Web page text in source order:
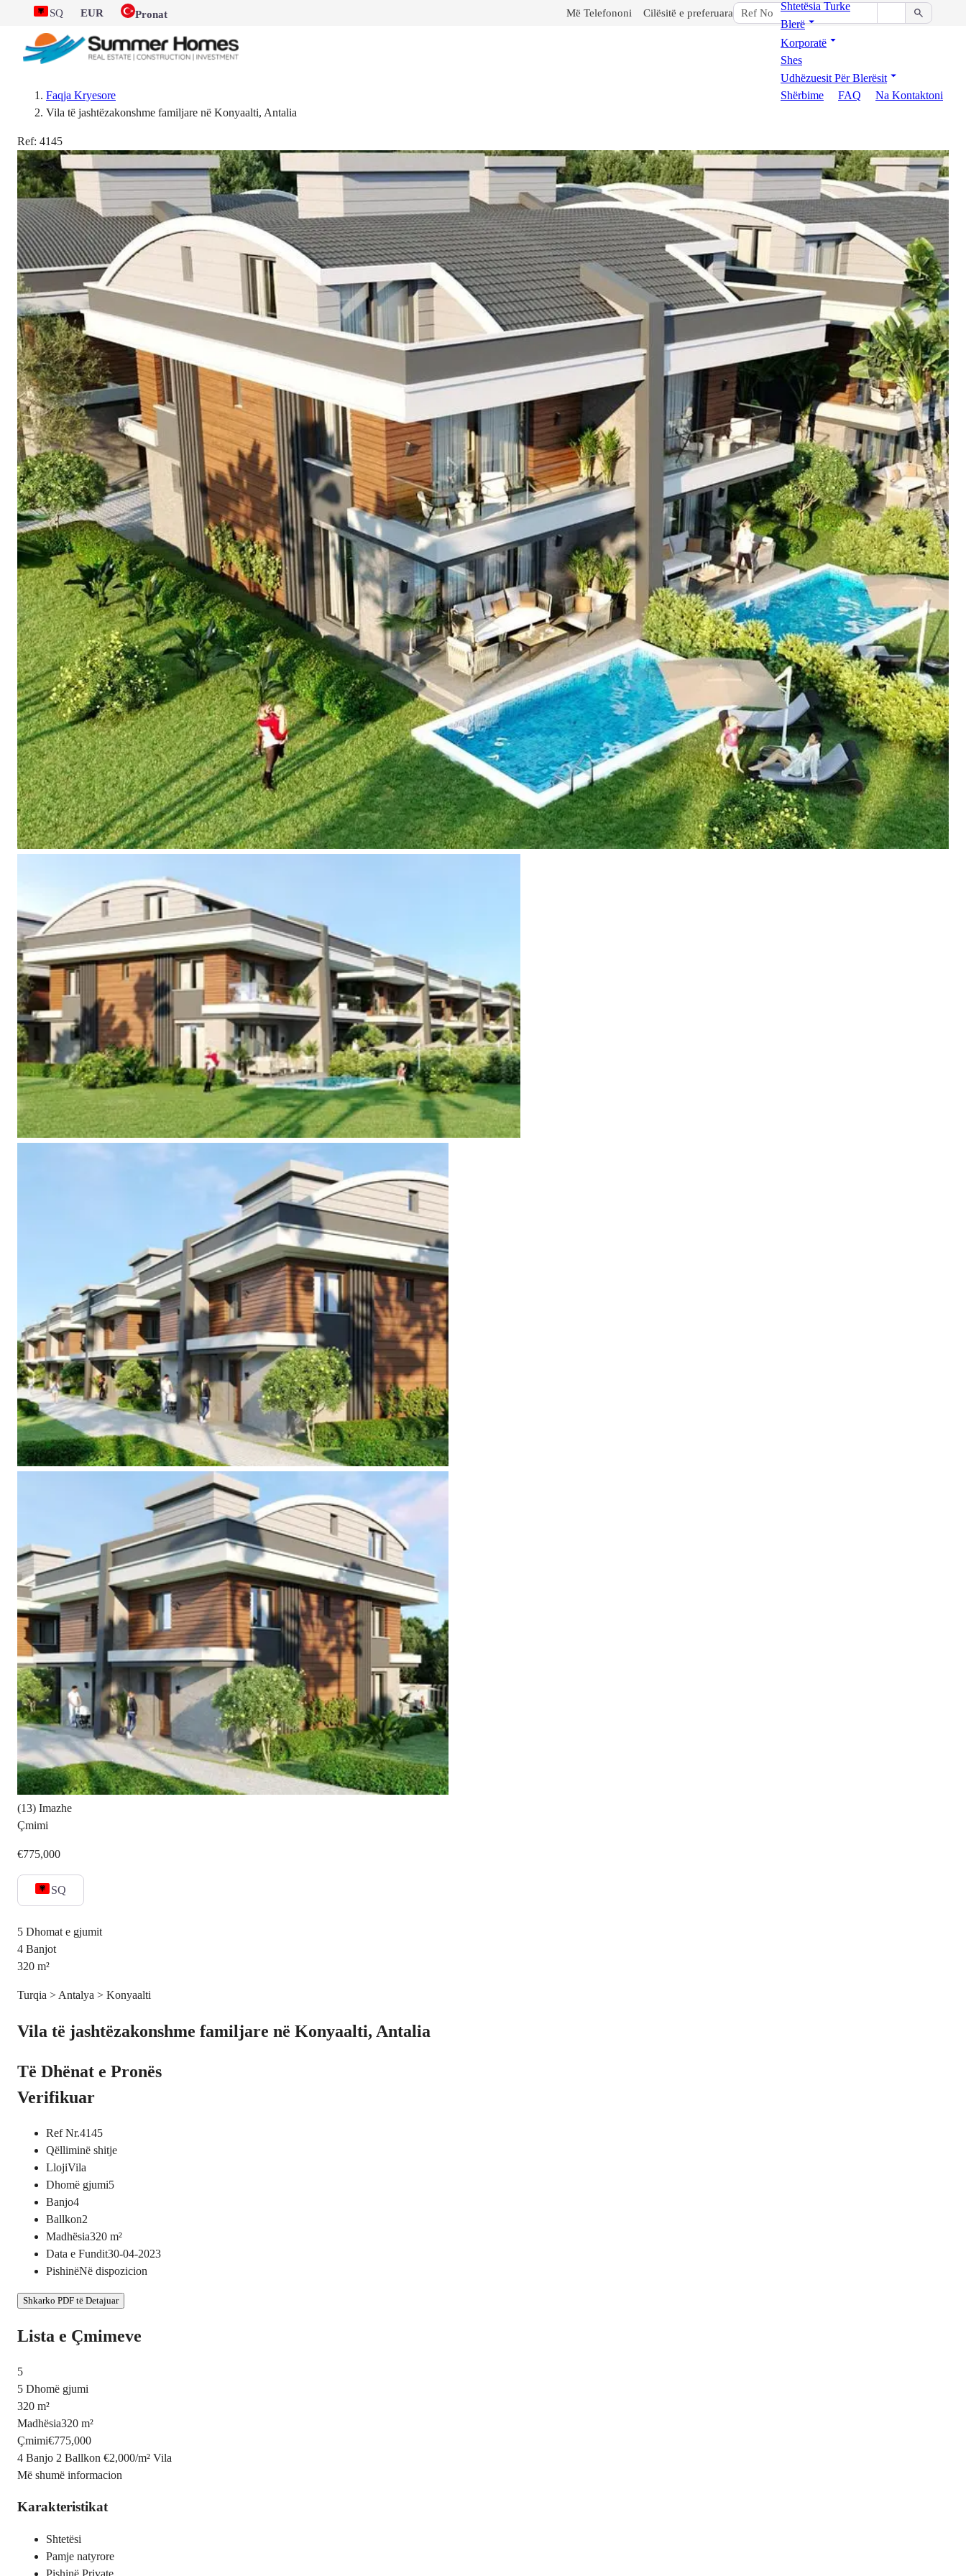
SQ EUR Pronat Më Telefononi Cilësitë e preferuara
Shtetësia Turke
Blerë
Korporatë
Shes
Udhëzuesit Për Blerësit
Shërbime
FAQ Na Kontaktoni
Faqja Kryesore
Vila të jashtëzakonshme familjare në Konyaalti, Antalia
Ref: 4145
(13) Imazhe
Çmimi
€775,000
SQ
5 Dhomat e gjumit
4 Banjot
320 m²
Turqia > Antalya > Konyaalti
Vila të jashtëzakonshme familjare në Konyaalti, Antalia
Të Dhënat e Pronës
Verifikuar
Ref Nr.4145
Qëlliminë shitje
LlojiVila
Dhomë gjumi5
Banjo4
Ballkon2
Madhësia320 m²
Data e Fundit30-04-2023
PishinëNë dispozicion
Shkarko PDF të Detajuar
Lista e Çmimeve
5
5 Dhomë gjumi
320 m²
Madhësia320 m²
Çmimi€775,000
4 Banjo 2 Ballkon €2,000/m² Vila
Më shumë informacion
Karakteristikat
Shtetësi
Pamje natyrore
Pishinë Private